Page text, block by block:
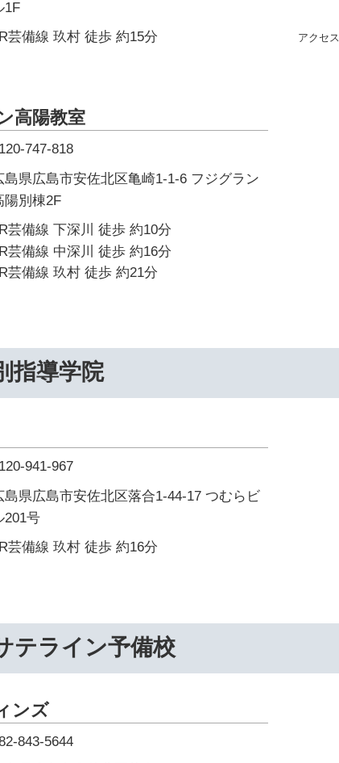
1F
芸備線 玖村 徒歩 約15分
高陽教室
747-818
島県広島市安佐北区亀崎1-1-6 フジグラン
陽別棟2F
芸備線 下深川 徒歩 約10分
芸備線 中深川 徒歩 約16分
芸備線 玖村 徒歩 約21分
指導学院
941-967
島県広島市安佐北区落合1-44-17 つむらビ
201号
芸備線 玖村 徒歩 約16分
テライン予備校
ンズ
843-5644